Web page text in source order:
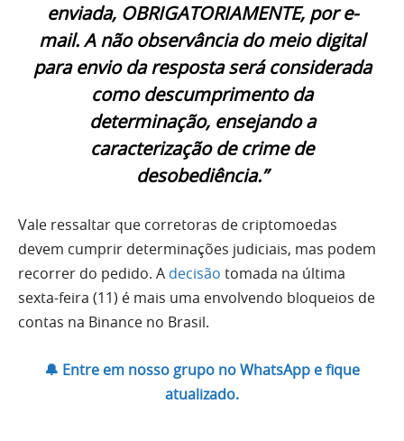
enviada, OBRIGATORIAMENTE, por e-
mail. A não observância do meio digital
para envio da resposta será considerada
como descumprimento da
determinação, ensejando a
caracterização de crime de
desobediência.”
Vale ressaltar que corretoras de criptomoedas
devem cumprir determinações judiciais, mas podem
recorrer do pedido. A decisão tomada na última
sexta-feira (11) é mais uma envolvendo bloqueios de
contas na Binance no Brasil.
🔔 Entre em nosso grupo no WhatsApp e fique
atualizado.